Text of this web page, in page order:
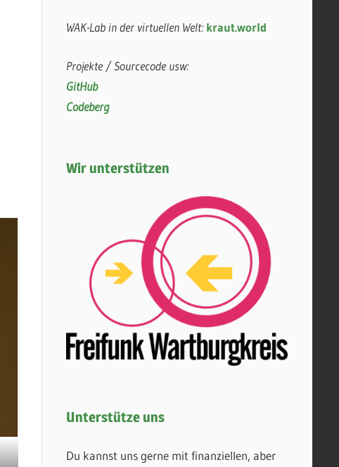
WAK-Lab in der virtuellen Welt: kraut.world
Projekte / Sourcecode usw:
GitHub
Codeberg
Wir unterstützen
Unterstütze uns
Du kannst uns gerne mit finanziellen, aber